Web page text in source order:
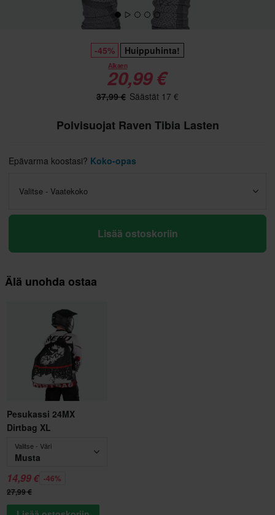
-45% Huippuhinta!
Alkaen
20,99 €
37,99 € Säästät 17 €
Polvisuojat Raven Tibia Lasten
Epävarma koostasi? Koko-opas
Valitse - Vaatekoko
Lisää ostoskoriin
Älä unohda ostaa
Pesukassi 24MX
Dirtbag XL
Valitse - Väri
Musta
14,99 € -46%
27,99 €